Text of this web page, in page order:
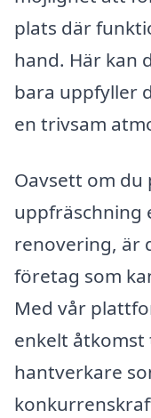
plats där
hand. Här kan
bara uppfyller
en trivsam
Oavsett om
uppfräschning
renovering, är
företag som
Med vår
enkelt
hantverkare